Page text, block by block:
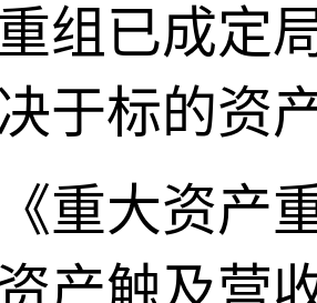
组已成定
于标的资
重大资产